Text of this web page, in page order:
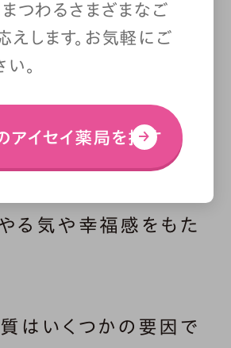
ばれるセロトニン。こ
されることで、心の
ラックスした感情が
ます。ほかにも、ドー
る気や幸福感をもた
はいくつかの要因で
まつわるさまざまなご
えします。お気軽にご
。
アイセイ薬局を探す